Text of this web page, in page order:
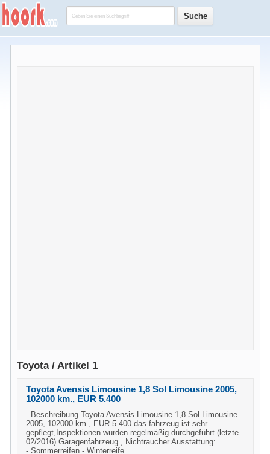
Toyota / Artikel 1
Toyota Avensis Limousine 1,8 Sol Limousine 2005,
102000 km., EUR 5.400
Beschreibung Toyota Avensis Limousine 1,8 Sol Limousine
2005, 102000 km., EUR 5.400 das fahrzeug ist sehr
gepflegt,Inspektionen wurden regelmäßig durchgeführt (letzte
02/2016) Garagenfahrzeug , Nichtraucher Ausstattung:
- Sommerreifen - Winterreife